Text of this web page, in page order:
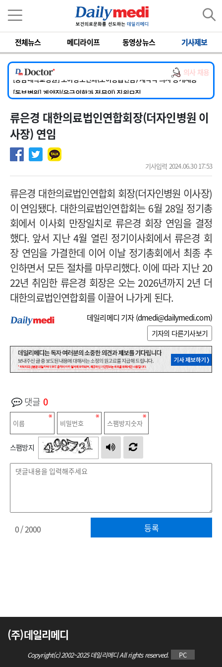
전체뉴스 메디라이프 동영상뉴스 기사제보
의사 채용
[서울아산병원] 2026년 하반기 인턴 모집
[영남대학교의료원] 마취통증의학과 임기제 임상의사 채용
[충남대학교병원] 소아청소년과(소아응급전담) 계약직 의사 공개채용
[동부병원] 계약직(응급의학과 전문의) 직원모집
[이대목동병원] 하반기 전공의(레지던트1년차) 모집
[서울아산병원] 2026년 하반기 인턴 모집
[영남대학교의료원] 마취통증의학과 임기제 임상의사 채용
류은경 대한의료법인연합회장(더자인병원 이
사장) 연임
기사입력 2024.06.30 17:53
류은경 대한의료법인연합회 회장(더자인병원 이사장)
이 연임됐다. 대한의료법인연합회는 6월 28일 정기총
회에서 이사회 만장일치로 류은경 회장 연임을 결정
했다. 앞서 지난4월 열린 정기이사회에서 류은경 회
장 연임을 가결한데 이어 이날 정기총회에서 최종 추
인하면서 모든 절차를 마무리했다. 이에 따라 지난 20
22년 취임한 류은경 회장은 오는 2026년까지 2년 더
대한의료법인연합회를 이끌어 나가게 된다.
데일리메디 기자 (dmedi@dailymedi.com)
기자의 다른기사보기
댓글 0
스팸방지
등록
0/ 2000
(주)데일리메디
Copyright(c) 2002~2025 데일리메디 All rights reserved. PC